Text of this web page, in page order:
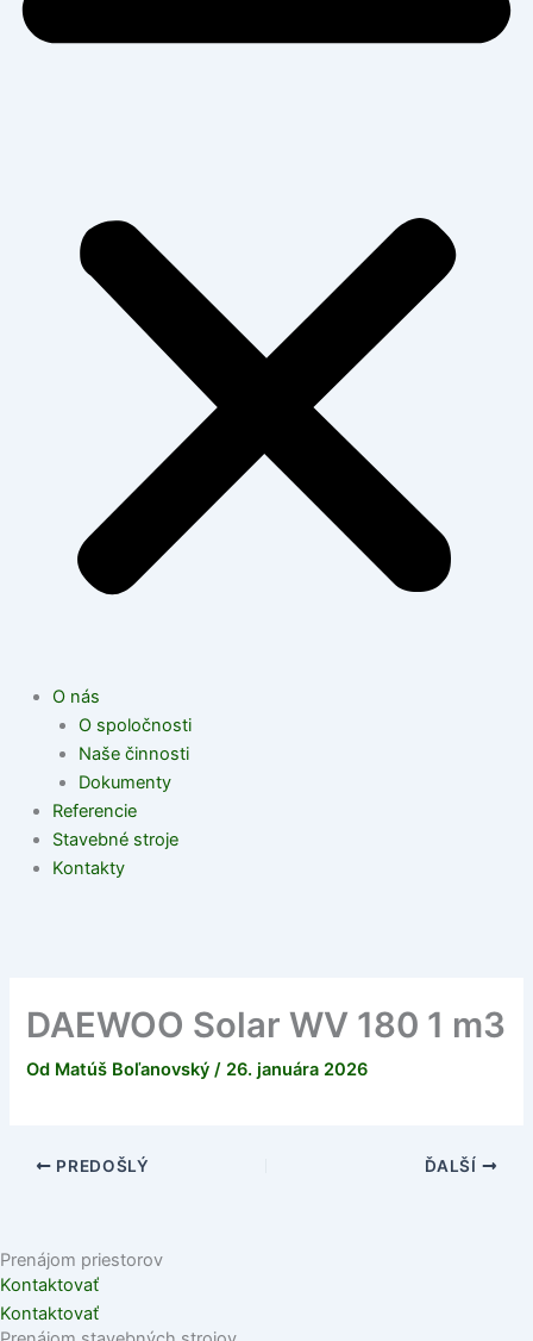
O nás
O spoločnosti
Naše činnosti
Dokumenty
Referencie
Stavebné stroje
Kontakty
DAEWOO Solar WV 180 1 m3
Od Matúš Boľanovský/ 26. januára 2026
PREDOŠLÝ ĎALŠÍ
Prenájom priestorov
Kontaktovať
Kontaktovať